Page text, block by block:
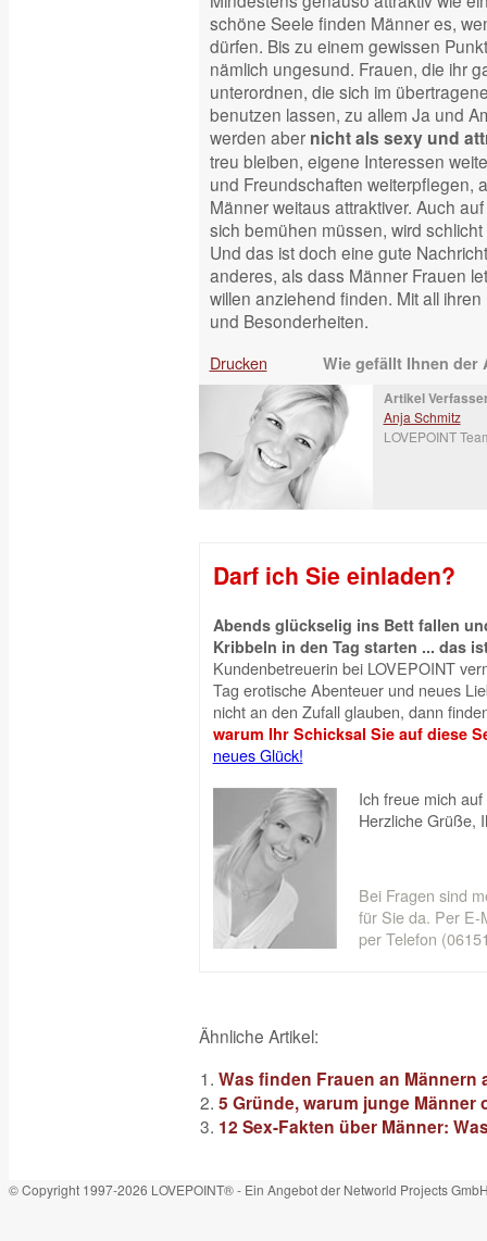
schöne Seele finden Männer es,
dürfen. Bis zu einem gewissen
nämlich ungesund. Frauen, die ihr
unterordnen, die sich im
benutzen lassen, zu allem Ja und
werden aber nicht als sexy und
treu bleiben, eigene Interessen
und Freundschaften weiterpflegen,
Männer weitaus attraktiver. Auch
sich bemühen müssen, wird
Und das ist doch eine gute
anderes, als dass Männer Frauen
willen anziehend finden. Mit all
und Besonderheiten.
Drucken Wie gefällt Ihnen der
Artikel
Anja Schmitz
LOVEPOINT
Darf ich Sie einladen?
Abends glückselig ins Bett fallen
Kribbeln in den Tag starten ... das
Kundenbetreuerin bei LOVEPOINT
Tag erotische Abenteuer und neues
nicht an den Zufall glauben, dann
warum Ihr Schicksal Sie auf diese
neues Glück!
Ich freue mich auf
Herzliche Grüße,
Bei Fragen sind
für Sie da. Per E-
per Telefon
Ähnliche Artikel:
Was finden Frauen an Männern
5 Gründe, warum junge Männer
12 Sex-Fakten über Männer:
© Copyright 1997-2026 LOVEPOINT® - Ein Angebot der Networld Projects